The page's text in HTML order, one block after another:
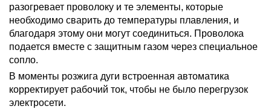
разогревает проволоку и те элементы, которые
необходимо сварить до температуры плавления, и
благодаря этому они могут соединиться. Проволока
подается вместе с защитным газом через специальное
сопло.
В моменты розжига дуги встроенная автоматика
корректирует рабочий ток, чтобы не было перегрузок
электросети.